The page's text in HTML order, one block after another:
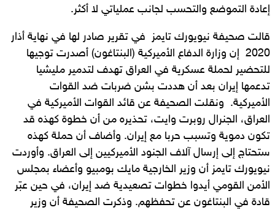
إعادة التموضع والتحسب لجانب عملياتي لا أكثر.
قالت صحيفة نيويورك تايمز في تقرير صادر لها في نهاية أذار
2020 إن وزارة الدفاع الأميركية (البنتاغون) أصدرت توجيها
للتحضير لحملة عسكرية في العراق تهدف لتدمير مليشيا
تدعمها إيران بعد أن هددت بشن ضربات ضد القوات
الأميركية. ونقلت الصحيفة عن قائد القوات الأميركية في
العراق، الجنرال روبرت وايت، تحذيره من أن خطوة كهذه قد
تكون دموية وتسبب حربا مع إيران. وأضاف أن حملة كهذه
ستحتاج إلى إرسال آلاف الجنود الأميركيين إلى العراق. وأوردت
نيويورك تايمز أن وزير الخارجية مايك بومبيو وأعضاء بمجلس
الأمن القومي أيدوا خطوات تصعيدية ضد إيران، في حين عبّر
قادة في البنتاغون عن تحفظهم. وذكرت الصحيفة أن وزير